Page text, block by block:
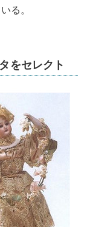
る。
をセレクト